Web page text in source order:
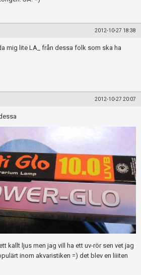
2012-10-27 18:38
mig lite LA_ från dessa folk som ska ha
2012-10-27 20:07
kallt ljus men jag vill ha ett uv-rör sen vet jag
inom akvaristiken =) det blev en liiiten